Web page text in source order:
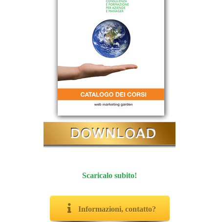
Scaricalo subito!
Informazioni, contatto?